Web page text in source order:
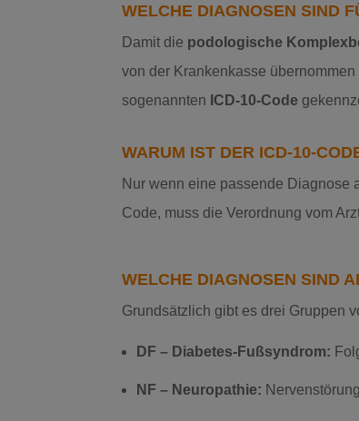
WELCHE DIAGNOSEN SIND
Damit die podologische
von der Krankenkasse
sogenannten ICD-10-Code
WARUM IST DER ICD-10-
Nur wenn eine passende Diagnose
Code, muss die Verordnung vom
WELCHE DIAGNOSEN SIND
Grundsätzlich gibt es drei Gruppen
DF – Diabetes-Fußsyndrom:
NF – Neuropathie: